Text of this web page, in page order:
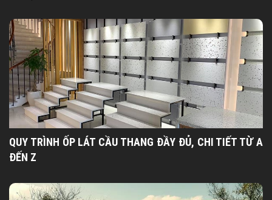
QUY TRÌNH ỐP LÁT CẦU THANG ĐẦY ĐỦ, CHI TIẾT TỪ A
ĐẾN Z